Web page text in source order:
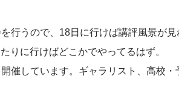
行うので、18日に行けば講評風景が
りに行けばどこかでやってるはず。
催しています。ギャラリスト、高校